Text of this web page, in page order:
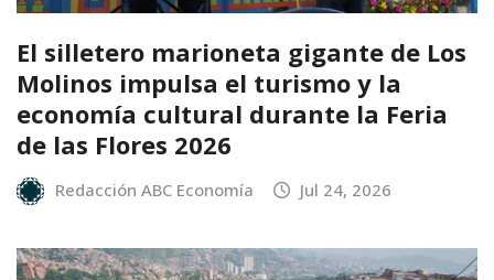
El silletero marioneta gigante de Los
Molinos impulsa el turismo y la
economía cultural durante la Feria
de las Flores 2026
Redacción ABC Economía Jul 24, 2026